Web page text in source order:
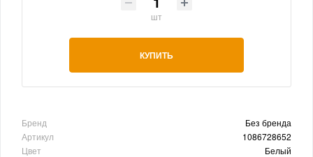
шт
КУПИТЬ
Бренд
Без бренда
Артикул
1086728652
Цвет
Белый